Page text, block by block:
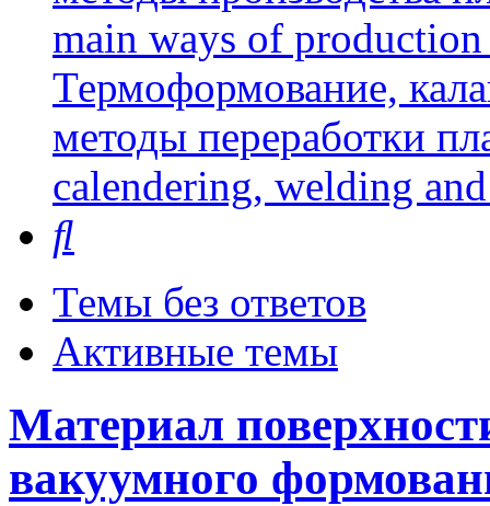
main ways of
Термоформование,
методы переработки
calendering, welding
Темы без ответов
Активные темы
Материал
вакуумного